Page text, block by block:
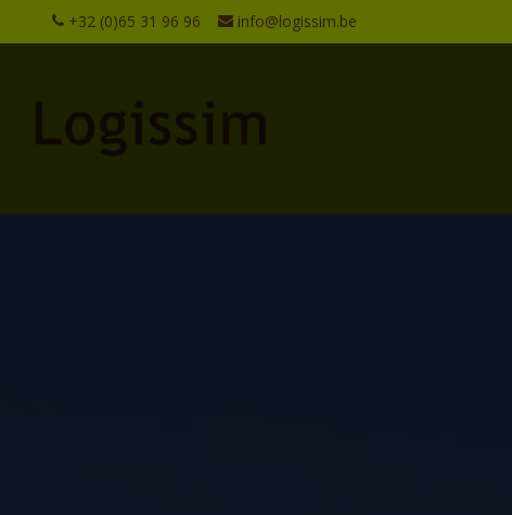
+32 (0)65 31 96 96 info@logissim.be